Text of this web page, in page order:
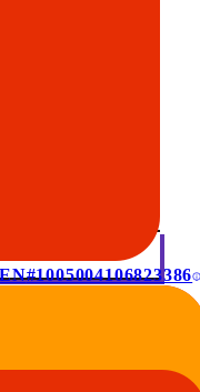
#1005004106823386